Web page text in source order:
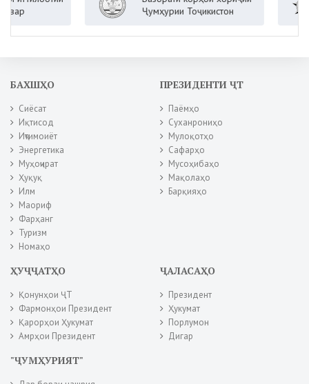
Ҷумҳурии Тоҷикистон
БАХШҲО
Сиёсат
Иқтисод
Иҷтимоиёт
Энергетика
Муҳоҷират
Ҳуқуқ
Илм
Маориф
Фарҳанг
Туризм
Номаҳо
ПРЕЗИДЕНТИ ҶТ
Паёмҳо
Суханрониҳо
Мулоқотҳо
Сафарҳо
Мусоҳибаҳо
Мақолаҳо
Барқияҳо
ҲУҶҶАТҲО
Қонунҳои ҶТ
Фармонҳои Президент
Қарорҳои Ҳукумат
Амрҳои Президент
ҶАЛАСАҲО
Президент
Ҳукумат
Порлумон
Дигар
"ҶУМҲУРИЯТ"